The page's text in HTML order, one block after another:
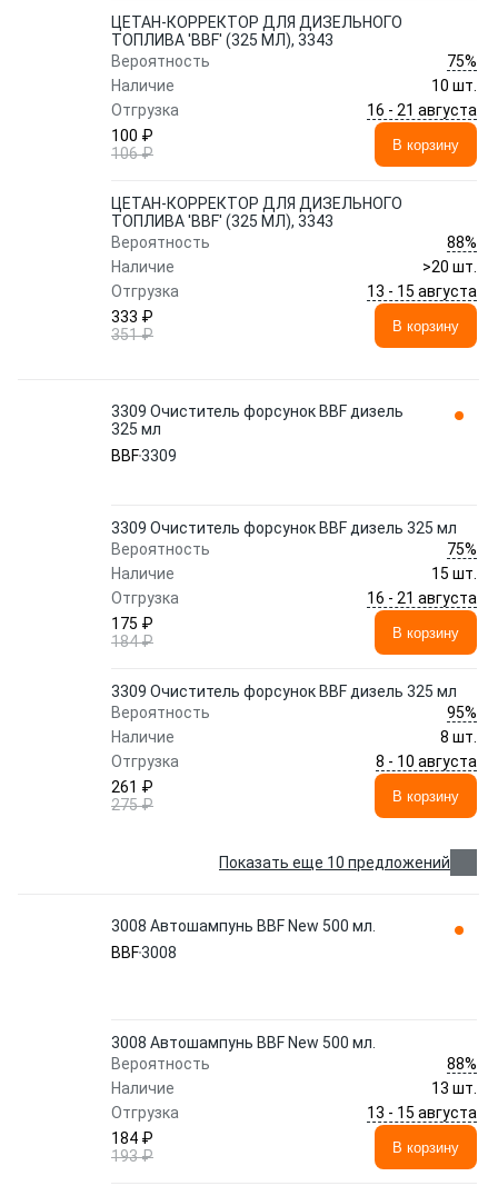
ЦЕТАН-КОРРЕКТОР ДЛЯ ДИЗЕЛЬНОГО
ТОПЛИВА 'BBF' (325 МЛ), 3343
Вероятность
75%
Наличие
10 шт.
Отгрузка
16 - 21 августа
100 ₽
106 ₽
В корзину
ЦЕТАН-КОРРЕКТОР ДЛЯ ДИЗЕЛЬНОГО
ТОПЛИВА 'BBF' (325 МЛ), 3343
Вероятность
88%
Наличие
>20 шт.
Отгрузка
13 - 15 августа
333 ₽
351 ₽
В корзину
3309 Очиститель форсунок BBF дизель
325 мл
BBF3309
3309 Очиститель форсунок BBF дизель 325 мл
Вероятность
75%
Наличие
15 шт.
Отгрузка
16 - 21 августа
175 ₽
184 ₽
В корзину
3309 Очиститель форсунок BBF дизель 325 мл
Вероятность
95%
Наличие
8 шт.
Отгрузка
8 - 10 августа
261 ₽
275 ₽
В корзину
Показать еще 10 предложений
3008 Автошампунь BBF New 500 мл.
BBF3008
3008 Автошампунь BBF New 500 мл.
Вероятность
88%
Наличие
13 шт.
Отгрузка
13 - 15 августа
184 ₽
193 ₽
В корзину